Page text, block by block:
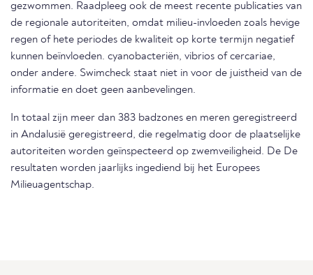
gezwommen. Raadpleeg ook de meest recente publicaties van
de regionale autoriteiten, omdat milieu-invloeden zoals hevige
regen of hete periodes de kwaliteit op korte termijn negatief
kunnen beïnvloeden. cyanobacteriën, vibrios of cercariae,
onder andere. Swimcheck staat niet in voor de juistheid van de
informatie en doet geen aanbevelingen.
In totaal zijn meer dan 383 badzones en meren geregistreerd
in Andalusië geregistreerd, die regelmatig door de plaatselijke
autoriteiten worden geïnspecteerd op zwemveiligheid. De De
resultaten worden jaarlijks ingediend bij het Europees
Milieuagentschap.